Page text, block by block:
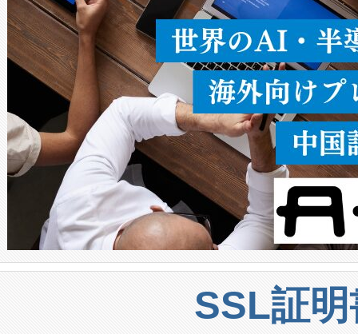
密度なスキャ […]
SSL証